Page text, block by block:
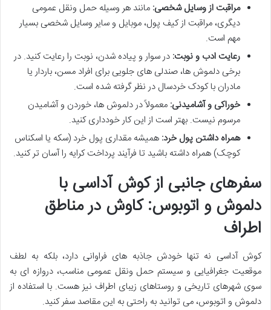
مراقبت از وسایل شخصی: مانند هر وسیله حمل ونقل عمومی
دیگری، مراقبت از کیف پول، موبایل و سایر وسایل شخصی بسیار
مهم است.
رعایت ادب و نوبت: در سوار و پیاده شدن، نوبت را رعایت کنید. در
برخی دلموش ها، صندلی های جلویی برای افراد مسن، باردار یا
مادران با کودک خردسال در نظر گرفته شده است.
خوراکی و آشامیدنی: معمولاً در دلموش ها، خوردن و آشامیدن
مرسوم نیست. بهتر است از این کار خودداری کنید.
همراه داشتن پول خرد: همیشه مقداری پول خرد (سکه یا اسکناس
کوچک) همراه داشته باشید تا فرآیند پرداخت کرایه را آسان تر کنید.
سفرهای جانبی از کوش آداسی با
دلموش و اتوبوس: کاوش در مناطق
اطراف
کوش آداسی نه تنها خودش جاذبه های فراوانی دارد، بلکه به لطف
موقعیت جغرافیایی و سیستم حمل ونقل عمومی مناسب، دروازه ای به
سوی شهرهای تاریخی و روستاهای زیبای اطراف نیز هست. با استفاده از
دلموش و اتوبوس، می توانید به راحتی به این مقاصد سفر کنید.